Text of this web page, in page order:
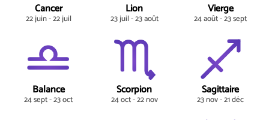
Cancer
22 juin - 22 juil
Lion
23 juil - 23 août
Vierge
24 août - 23 sept
Balance
24 sept - 23 oct
Scorpion
24 oct - 22 nov
Sagittaire
23 nov - 21 déc